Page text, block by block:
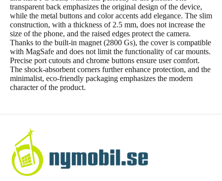
transparent back emphasizes the original design of the device,
while the metal buttons and color accents add elegance. The slim
construction, with a thickness of 2.5 mm, does not increase the
size of the phone, and the raised edges protect the camera.
Thanks to the built-in magnet (2800 Gs), the cover is compatible
with MagSafe and does not limit the functionality of car mounts.
Precise port cutouts and chrome buttons ensure user comfort.
The shock-absorbent corners further enhance protection, and the
minimalist, eco-friendly packaging emphasizes the modern
character of the product.